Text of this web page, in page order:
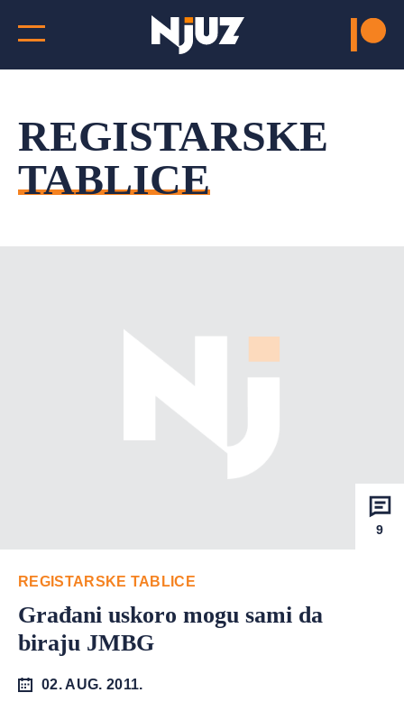
REGISTARSKE
TABLICE
9
REGISTARSKE TABLICE
Građani uskoro mogu sami da
biraju JMBG
02. AUG. 2011.